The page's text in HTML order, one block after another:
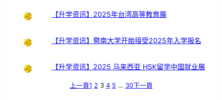
【升学资讯】2025年台湾高等教育展
【升学资讯】暨南大学开始接受2025年入学报名
【升学资讯】2025 马来西亚 HSK留学中国就业展
上一頁1 2 3 4 5 … 30下一頁